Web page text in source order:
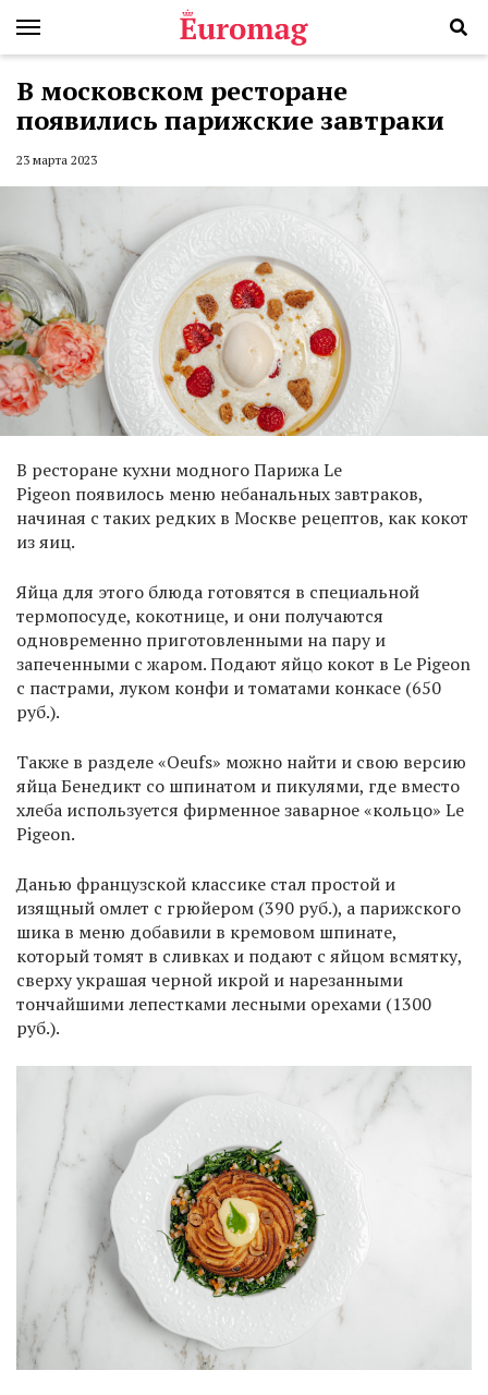
В московском ресторане
появились парижские завтраки
23 марта 2023
В ресторане кухни модного Парижа Le
Pigeon появилось меню небанальных завтраков,
начиная с таких редких в Москве рецептов, как кокот
из яиц.
Яйца для этого блюда готовятся в специальной
термопосуде, кокотнице, и они получаются
одновременно приготовленными на пару и
запеченными с жаром. Подают яйцо кокот в Le Pigeon
с пастрами, луком конфи и томатами конкасе (650
руб.).
Также в разделе «Oeufs» можно найти и свою версию
яйца Бенедикт со шпинатом и пикулями, где вместо
хлеба используется фирменное заварное «кольцо» Le
Pigeon.
Данью французской классике стал простой и
изящный омлет с грюйером (390 руб.), а парижского
шика в меню добавили в кремовом шпинате,
который томят в сливках и подают с яйцом всмятку,
сверху украшая черной икрой и нарезанными
тончайшими лепестками лесными орехами (1300
руб.).